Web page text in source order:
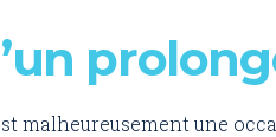
malheureusement une